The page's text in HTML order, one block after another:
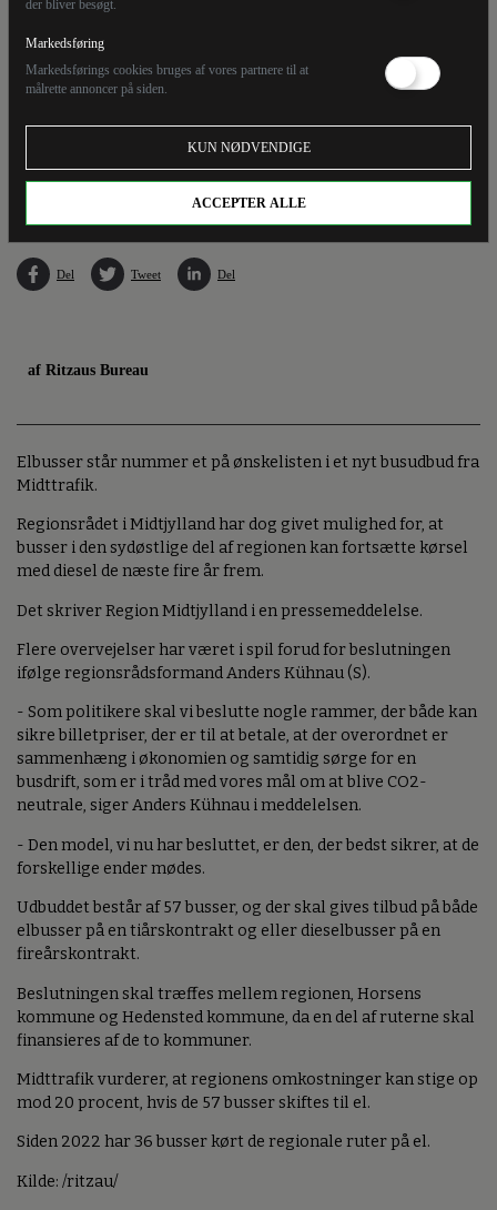
der bliver besøgt.
Markedsføring
Markedsførings cookies bruges af vores partnere til at
målrette annoncer på siden.
KUN NØDVENDIGE
ACCEPTER ALLE
udskiftes til el, oplyser regionen. (Arkivfoto).
Del Tweet Del
af Ritzaus Bureau
Elbusser står nummer et på ønskelisten i et nyt busudbud fra
Midttrafik.
Regionsrådet i Midtjylland har dog givet mulighed for, at
busser i den sydøstlige del af regionen kan fortsætte kørsel
med diesel de næste fire år frem.
Det skriver Region Midtjylland i en pressemeddelelse.
Flere overvejelser har været i spil forud for beslutningen
ifølge regionsrådsformand Anders Kühnau (S).
- Som politikere skal vi beslutte nogle rammer, der både kan
sikre billetpriser, der er til at betale, at der overordnet er
sammenhæng i økonomien og samtidig sørge for en
busdrift, som er i tråd med vores mål om at blive CO2-
neutrale, siger Anders Kühnau i meddelelsen.
- Den model, vi nu har besluttet, er den, der bedst sikrer, at de
forskellige ender mødes.
Udbuddet består af 57 busser, og der skal gives tilbud på både
elbusser på en tiårskontrakt og eller dieselbusser på en
fireårskontrakt.
Beslutningen skal træffes mellem regionen, Horsens
kommune og Hedensted kommune, da en del af ruterne skal
finansieres af de to kommuner.
Midttrafik vurderer, at regionens omkostninger kan stige op
mod 20 procent, hvis de 57 busser skiftes til el.
Siden 2022 har 36 busser kørt de regionale ruter på el.
Kilde: /ritzau/